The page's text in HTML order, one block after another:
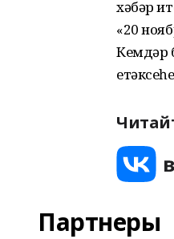
хәбәр
«20
Кемдәр
Партнеры